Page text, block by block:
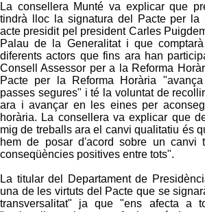
La consellera Munté va explicar que
tindrà lloc la signatura del Pacte per la
acte presidit pel president Carles
Palau de la Generalitat i que
diferents actors que fins ara han
Consell Assessor per a la Reforma
Pacte per la Reforma Horària
passes segures" i té la voluntat de
ara i avançar en les eines per
horària. La consellera va explicar que
mig de treballs ara el canvi qualitatiu és
hem de posar d'acord sobre un canvi
conseqüències positives entre tots".
La titular del Departament de
una de les virtuts del Pacte que se
transversalitat" ja que "ens afecta a